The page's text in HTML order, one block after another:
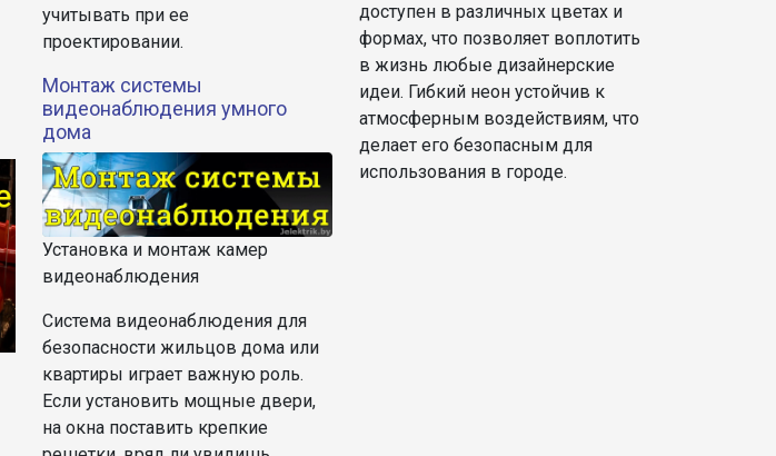
учитывать при ее
проектировании.
Монтаж системы
видеонаблюдения умного
дома
Установка и монтаж камер
видеонаблюдения
Система видеонаблюдения для
безопасности жильцов дома или
квартиры играет важную роль.
Если установить мощные двери,
на окна поставить крепкие
доступен в различных цветах и
формах, что позволяет воплотить
в жизнь любые дизайнерские
идеи. Гибкий неон устойчив к
атмосферным воздействиям, что
делает его безопасным для
использования в городе.